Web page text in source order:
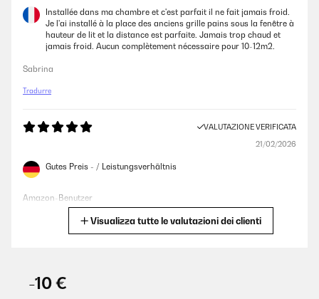
Installée dans ma chambre et c'est parfait il ne fait jamais froid.
Je l'ai installé à la place des anciens grille pains sous la fenêtre à
hauteur de lit et la distance est parfaite. Jamais trop chaud et
jamais froid. Aucun complètement nécessaire pour 10-12m2.
Sabrina
Tradurre
VALUTAZIONE VERIFICATA
21/02/2026
Gutes Preis - / Leistungsverhältnis
Amazon-Benutzer
Visualizza tutte le valutazioni dei clienti
-10 €